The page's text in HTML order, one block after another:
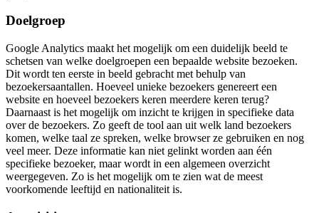
Doelgroep
Google Analytics maakt het mogelijk om een duidelijk beeld te
schetsen van welke doelgroepen een bepaalde website bezoeken.
Dit wordt ten eerste in beeld gebracht met behulp van
bezoekersaantallen. Hoeveel unieke bezoekers genereert een
website en hoeveel bezoekers keren meerdere keren terug?
Daarnaast is het mogelijk om inzicht te krijgen in specifieke data
over de bezoekers. Zo geeft de tool aan uit welk land bezoekers
komen, welke taal ze spreken, welke browser ze gebruiken en nog
veel meer. Deze informatie kan niet gelinkt worden aan één
specifieke bezoeker, maar wordt in een algemeen overzicht
weergegeven. Zo is het mogelijk om te zien wat de meest
voorkomende leeftijd en nationaliteit is.